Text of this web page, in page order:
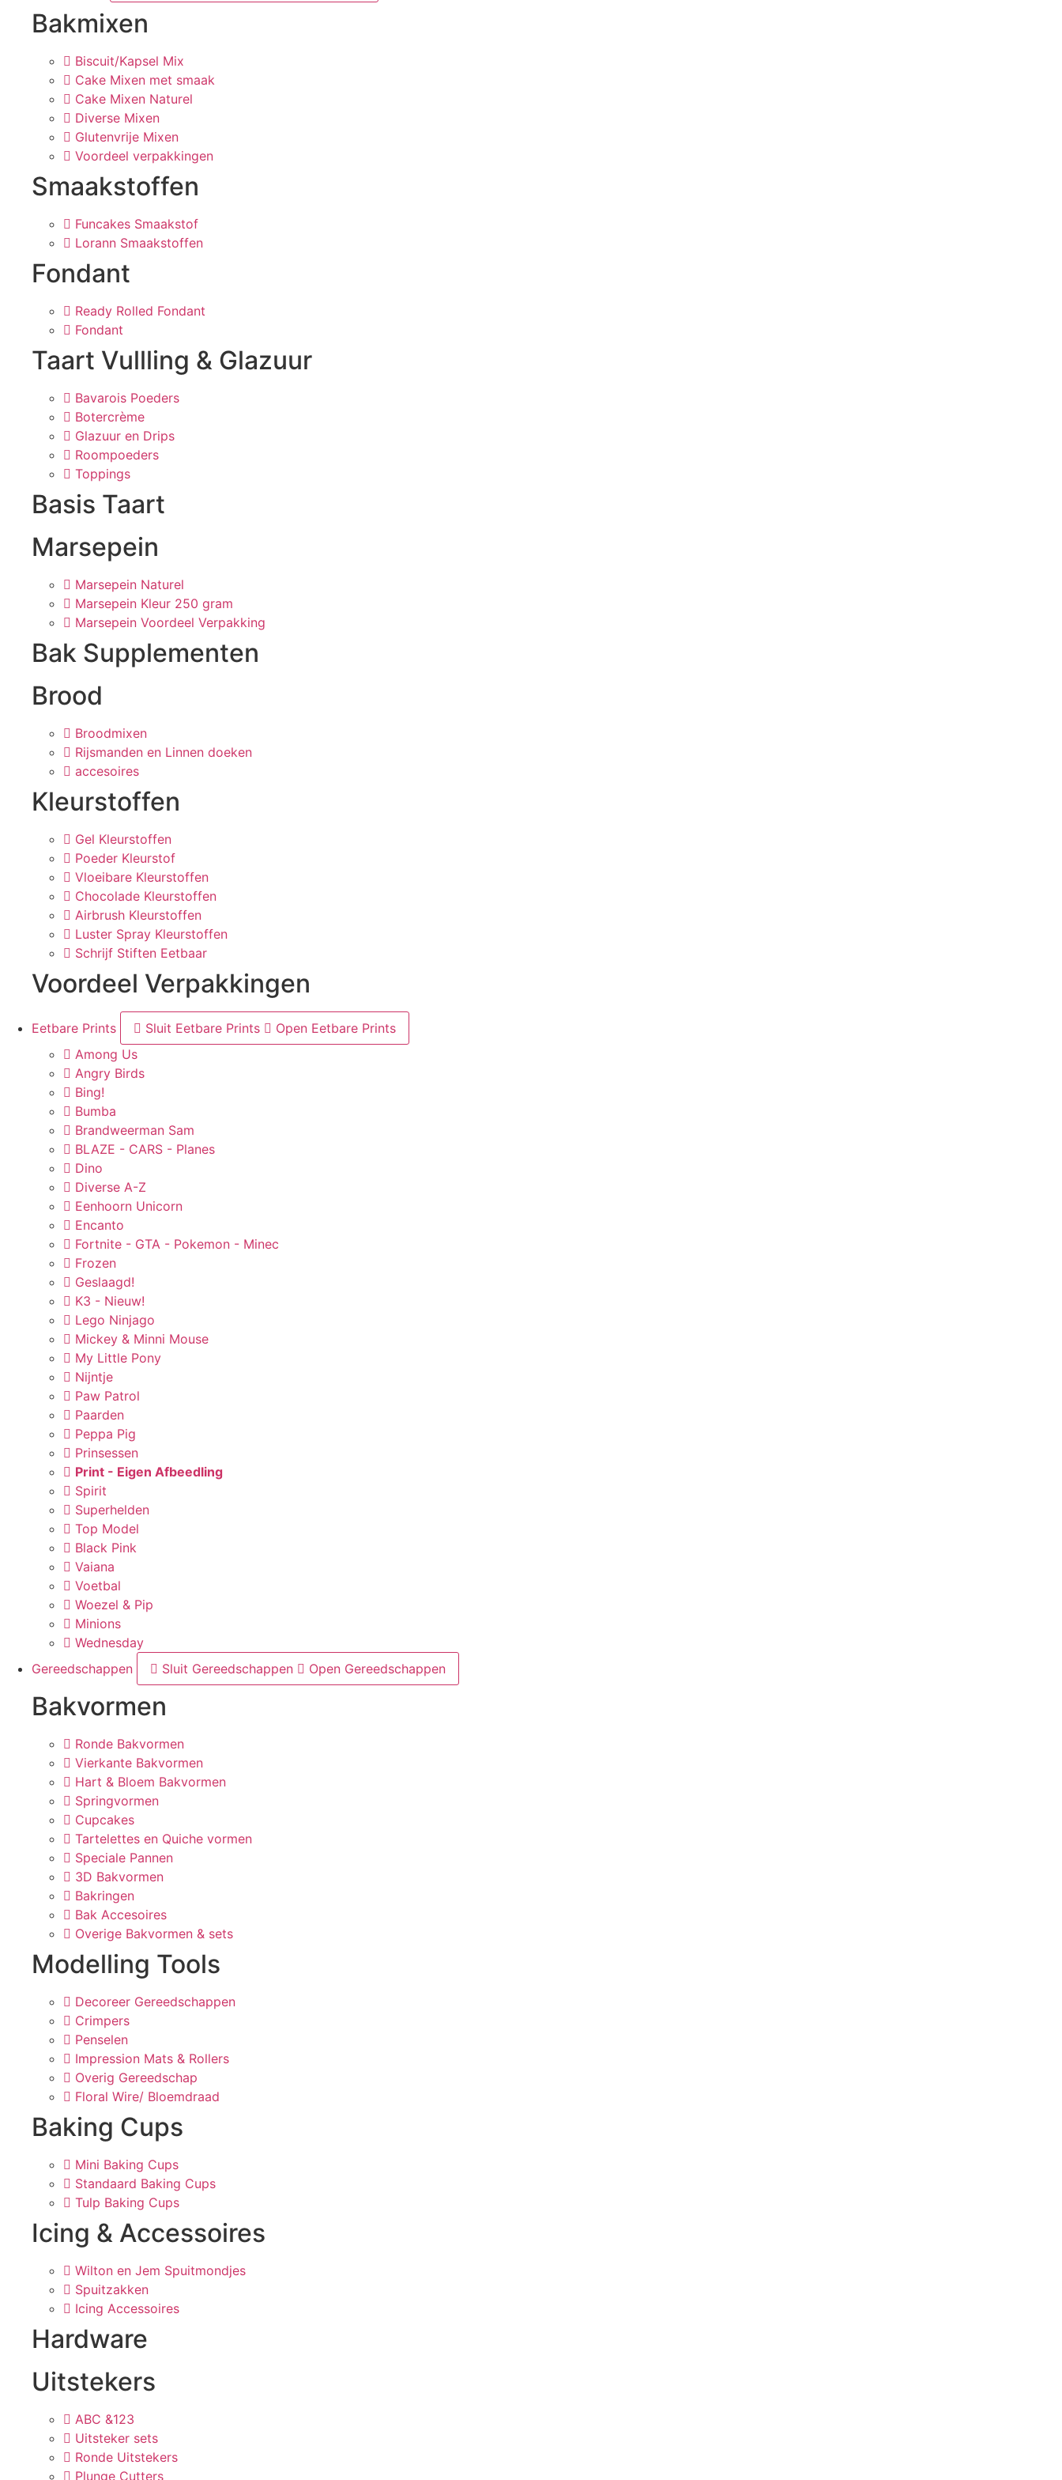
Bakmixen
Biscuit/Kapsel Mix
Cake Mixen met smaak
Cake Mixen Naturel
Diverse Mixen
Glutenvrije Mixen
Voordeel verpakkingen
Smaakstoffen
Funcakes Smaakstof
Lorann Smaakstoffen
Fondant
Ready Rolled Fondant
Fondant
Taart Vullling & Glazuur
Bavarois Poeders
Botercrème
Glazuur en Drips
Roompoeders
Toppings
Basis Taart
Marsepein
Marsepein Naturel
Marsepein Kleur 250 gram
Marsepein Voordeel Verpakking
Bak Supplementen
Brood
Broodmixen
Rijsmanden en Linnen doeken
accesoires
Kleurstoffen
Gel Kleurstoffen
Poeder Kleurstof
Vloeibare Kleurstoffen
Chocolade Kleurstoffen
Airbrush Kleurstoffen
Luster Spray Kleurstoffen
Schrijf Stiften Eetbaar
Voordeel Verpakkingen
Eetbare Prints Sluit Eetbare Prints
Open Eetbare Prints
Among Us
Angry Birds
Bing!
Bumba
Brandweerman Sam
BLAZE - CARS - Planes
Dino
Diverse A-Z
Eenhoorn Unicorn
Encanto
Fortnite - GTA - Pokemon - Minec
Frozen
Geslaagd!
K3 - Nieuw!
Lego Ninjago
Mickey & Minni Mouse
My Little Pony
Nijntje
Paw Patrol
Paarden
Peppa Pig
Prinsessen
Print - Eigen Afbeedling
Spirit
Superhelden
Top Model
Black Pink
Vaiana
Voetbal
Woezel & Pip
Minions
Wednesday
Gereedschappen
Sluit Gereedschappen Open Gereedschappen
Bakvormen
Ronde Bakvormen
Vierkante Bakvormen
Hart & Bloem Bakvormen
Springvormen
Cupcakes
Tartelettes en Quiche vormen
Speciale Pannen
3D Bakvormen
Bakringen
Bak Accesoires
Overige Bakvormen & sets
Modelling Tools
Decoreer Gereedschappen
Crimpers
Penselen
Impression Mats & Rollers
Overig Gereedschap
Floral Wire/ Bloemdraad
Baking Cups
Mini Baking Cups
Standaard Baking Cups
Tulp Baking Cups
Icing & Accessoires
Wilton en Jem Spuitmondjes
Spuitzakken
Icing Accessoires
Hardware
Uitstekers
ABC &123
Uitsteker sets
Ronde Uitstekers
Plunge Cutters